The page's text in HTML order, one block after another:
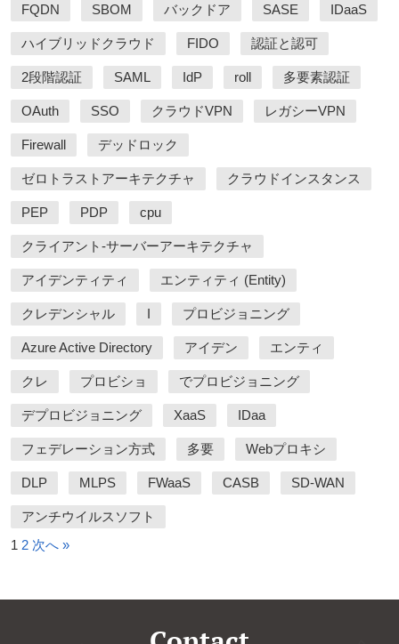
FQDN SBOM バックドア SASE IDaaS
ハイブリッドクラウド FIDO 認証と認可
2段階認証 SAML IdP roll 多要素認証
OAuth SSO クラウドVPN レガシーVPN
Firewall デッドロック
ゼロトラストアーキテクチャ クラウドインスタンス
PEP PDP cpu
クライアント-サーバーアーキテクチャ
アイデンティティ エンティティ (Entity)
クレデンシャル I プロビジョニング
Azure Active Directory アイデン エンティ
クレ プロビショ でプロビジョニング
デプロビジョニング XaaS IDaa
フェデレーション方式 多要 Webプロキシ
DLP MLPS FWaaS CASB SD-WAN
アンチウイルスソフト
1 2 次へ »